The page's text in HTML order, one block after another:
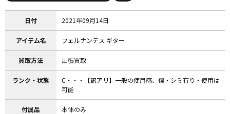
日付 2021年09月14日
アイテム名 フェルナンデス ギター
買取方法 出張買取
ランク・状態
C・・・【訳アリ】一般の使用感、傷・シミ有り・使用は
可能
付属品 本体のみ